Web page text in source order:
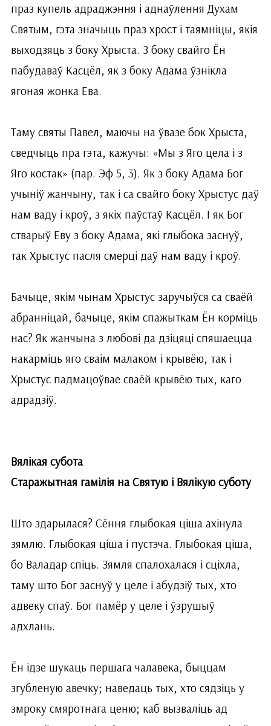
праз купель адраджэння і аднаўлення Духам
Святым, гэта значыць праз хрост і таямніцы, якія
выходзяць з боку Хрыста. З боку свайго Ён
пабудаваў Касцёл, як з боку Адама ўзнікла
ягоная жонка Ева.
Таму святы Павел, маючы на ўвазе бок Хрыста,
сведчыць пра гэта, кажучы: «Мы з Яго цела і з
Яго костак» (пар. Эф 5, 3). Як з боку Адама Бог
учыніў жанчыну, так і са свайго боку Хрыстус даў
нам ваду і кроў, з якіх паўстаў Касцёл. І як Бог
стварыў Еву з боку Адама, які глыбока заснуў,
так Хрыстус пасля смерці даў нам ваду і кроў.
Бачыце, якім чынам Хрыстус заручыўся са сваёй
абранніцай, бачыце, якім спажыткам Ён корміць
нас? Як жанчына з любові да дзіцяці спяшаецца
накарміць яго сваім малаком і крывёю, так і
Хрыстус падмацоўвае сваёй крывёю тых, каго
адрадзіў.
Вялікая субота
Старажытная гамілія на Святую і Вялікую суботу
Што здарылася? Сёння глыбокая ціша ахінула
зямлю. Глыбокая ціша і пустэча. Глыбокая ціша,
бо Валадар спіць. Зямля спалохалася і сціхла,
таму што Бог заснуў у целе і абудзіў тых, хто
адвеку спаў. Бог памёр у целе і ўзрушыў
адхлань.
Ён ідзе шукаць першага чалавека, быццам
згубленую авечку; наведаць тых, хто сядзіць у
змроку смяротнага ценю; каб вызваліць ад